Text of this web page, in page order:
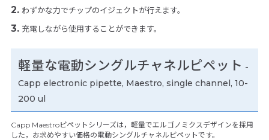
わずかな力でチップのイジェクトが行えます。
充電しながら使用することができます。
軽量な電動シングルチャネルピペット -
Capp electronic pipette, Maestro, single channel, 10-
200 ul
Capp Maestroピペットシリーズは，軽量でエルゴノミクスデザインを採用
した，お求めやすい価格の電動シングルチャネルピペットです。